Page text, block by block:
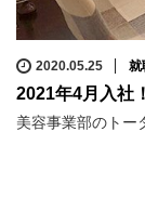
2020.05.25 就
2021年4月入社
美容事業部のト